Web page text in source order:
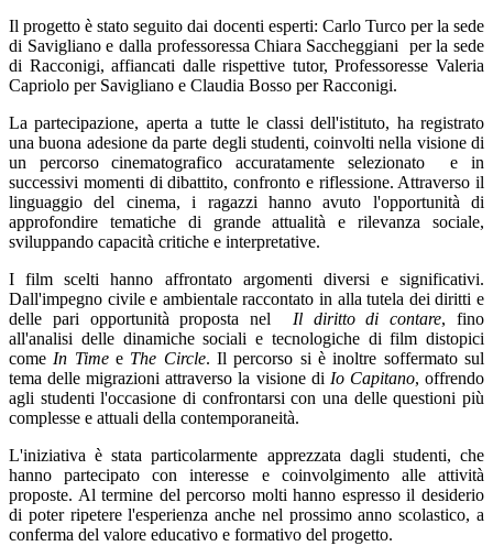
Il progetto è stato seguito dai docenti esperti: Carlo Turco per la sede
di Savigliano e dalla professoressa Chiara Saccheggiani
per la sede
di Racconigi, affiancati dalle rispettive tutor, Professoresse Valeria
Capriolo per Savigliano e Claudia Bosso per Racconigi.
La partecipazione, aperta a tutte le classi dell'istituto, ha registrato
una buona adesione da parte degli studenti, coinvolti nella visione di
un percorso cinematografico accuratamente selezionato
e in
successivi momenti di dibattito, confronto e riflessione. Attraverso il
linguaggio del cinema, i ragazzi hanno avuto l'opportunità di
approfondire tematiche di grande attualità e rilevanza sociale,
sviluppando capacità critiche e interpretative.
I film scelti hanno affrontato argomenti diversi e significativi.
Dall'impegno civile e ambientale raccontato in alla tutela dei diritti e
delle pari opportunità proposta nel
Il diritto di contare, fino
all'analisi delle dinamiche sociali e tecnologiche di film distopici
come In Timee The Circle. Il percorso si è inoltre soffermato sul
tema delle migrazioni attraverso la visione di Io Capitano, offrendo
agli studenti l'occasione di confrontarsi con una delle questioni più
complesse e attuali della contemporaneità.
L'iniziativa è stata particolarmente apprezzata dagli studenti, che
hanno partecipato con interesse e coinvolgimento alle attività
proposte. Al termine del percorso molti hanno espresso il desiderio
di poter ripetere l'esperienza anche nel prossimo anno scolastico, a
conferma del valore educativo e formativo del progetto.